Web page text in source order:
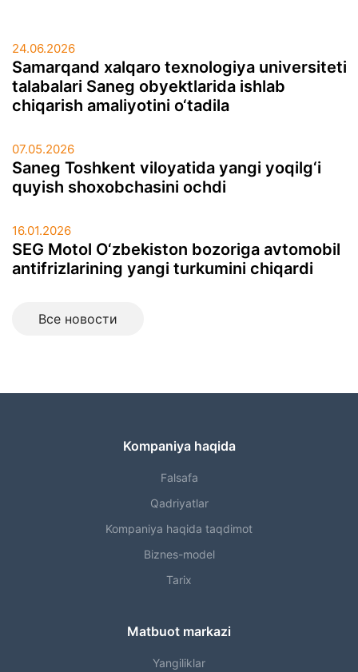
24.06.2026
Samarqand xalqaro texnologiya universiteti
talabalari Saneg obyektlarida ishlab
chiqarish amaliyotini o‘tadila
07.05.2026
Saneg Toshkent viloyatida yangi yoqilg‘i
quyish shoxobchasini ochdi
16.01.2026
SEG Motol O‘zbekiston bozoriga avtomobil
antifrizlarining yangi turkumini chiqardi
Все новоcти
Kompaniya haqida
Falsafa
Qadriyatlar
Kompaniya haqida taqdimot
Biznes-model
Tarix
Matbuot markazi
Yangiliklar